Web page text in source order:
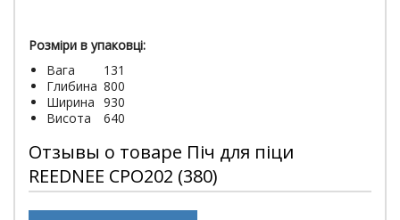
Розміри в упаковці:
Вага
131
Глибина 800
Ширина 930
Висота
640
Отзывы о товаре Піч для піци
REEDNEE CPO202 (380)